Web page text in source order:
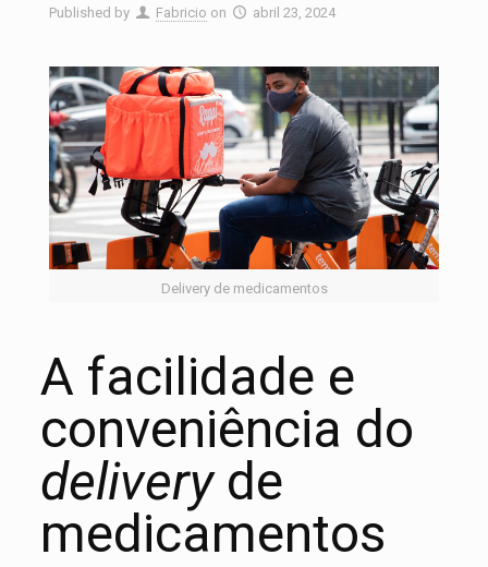
Published by Fabricio on abril 23, 2024
Delivery de medicamentos
A facilidade e
conveniência do
deliveryde
medicamentos